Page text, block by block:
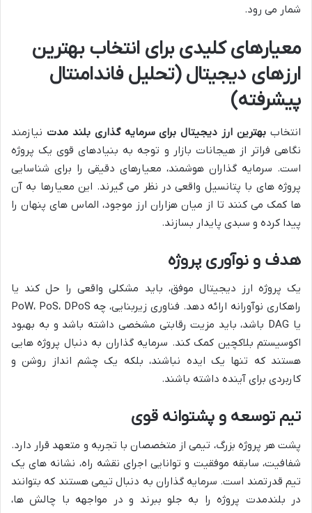
شمار می رود.
معیارهای کلیدی برای انتخاب بهترین
ارزهای دیجیتال (تحلیل فاندامنتال
پیشرفته)
انتخاب بهترین ارز دیجیتال برای سرمایه گذاری بلند مدت نیازمند
نگاهی فراتر از هیجانات بازار و توجه به بنیادهای قوی یک پروژه
است. سرمایه گذاران هوشمند، معیارهای دقیقی را برای شناسایی
پروژه های با پتانسیل واقعی در نظر می گیرند. این معیارها به آن
ها کمک می کنند تا از میان هزاران ارز موجود، الماس های پنهان را
پیدا کرده و سبدی پایدار بسازند.
هدف و نوآوری پروژه
یک پروژه ارز دیجیتال موفق، باید مشکلی واقعی را حل کند یا
راهکاری نوآورانه ارائه دهد. فناوری زیربنایی، چه PoW، PoS، DPoS
یا DAG باشد، باید مزیت رقابتی مشخصی داشته باشد و به بهبود
اکوسیستم بلاکچین کمک کند. سرمایه گذاران به دنبال پروژه هایی
هستند که تنها یک ایده نباشند، بلکه یک چشم انداز روشن و
کاربردی برای آینده داشته باشند.
تیم توسعه و پشتوانه قوی
پشت هر پروژه بزرگ، تیمی از متخصصان با تجربه و متعهد قرار دارد.
شفافیت، سابقه موفقیت و توانایی اجرای نقشه راه، نشانه های یک
تیم قدرتمند است. سرمایه گذاران به دنبال تیمی هستند که بتوانند
در بلندمدت پروژه را به جلو ببرند و در مواجهه با چالش ها،